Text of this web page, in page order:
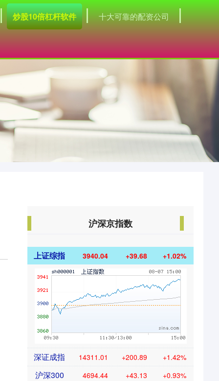
炒股10倍杠杆软件 十大可靠的配资公司
沪深京指数
上证综指 3940.04 +39.68 +1.02%
深证成指 14311.01 +200.89 +1.42%
沪深300 4694.44 +43.13 +0.93%